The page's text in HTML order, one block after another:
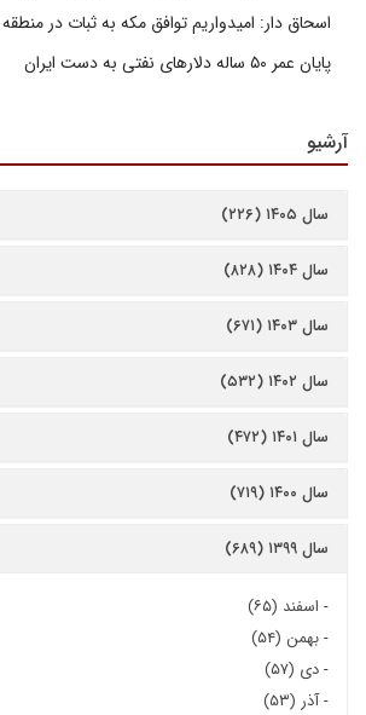
اسحاق دار: امیدواریم توافق مکه به ثبات در
پایان عمر ۵۰ ساله دلارهای نفتی به دست ایران
آرشیو
سال ۱۴۰۵ (۲۲۶)
سال ۱۴۰۴ (۸۲۸)
سال ۱۴۰۳ (۶۷۱)
سال ۱۴۰۲ (۵۳۲)
سال ۱۴۰۱ (۴۷۲)
سال ۱۴۰۰ (۷۱۹)
سال ۱۳۹۹ (۶۸۹)
- اسفند (۶۵)
-بهمن (۵۴)
-دی (۵۷)
-آذر (۵۳)